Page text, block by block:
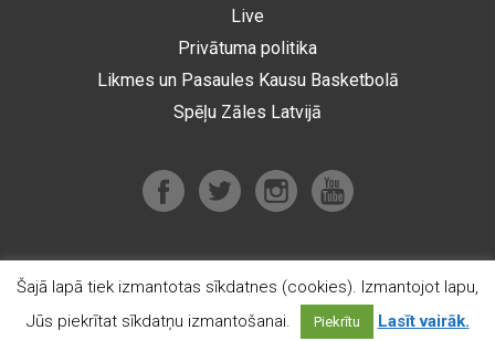
Live
Privātuma politika
Likmes un Pasaules Kausu Basketbolā
Spēļu Zāles Latvijā
© 2012-2026 Optibet.lu Visas tiesības aizsargātas
Šajā lapā tiek izmantotas sīkdatnes (cookies). Izmantojot lapu,
Jūs piekrītat sīkdatņu izmantošanai.
Piekrītu Lasīt vairāk.